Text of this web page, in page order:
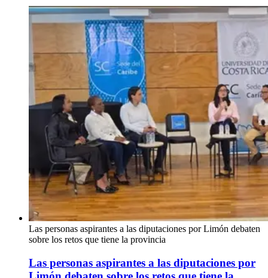
Las personas aspirantes a las diputaciones por Limón debaten
sobre los retos que tiene la provincia
Las personas aspirantes a las diputaciones por